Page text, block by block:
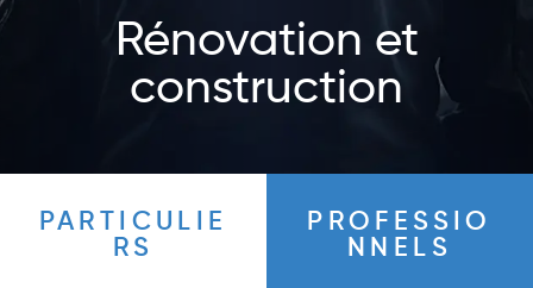
Rénovation et
construction
PARTICULIE
RS
PROFESSIO
NNELS